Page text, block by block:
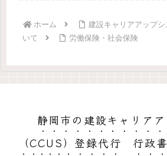
ホーム
建設キャリアアップ
いて
労働保険・社会保険
静岡市の建設キャリア
（CCUS）登録代行 行政